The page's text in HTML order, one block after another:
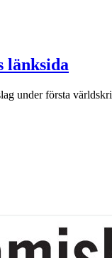
länksida
under första